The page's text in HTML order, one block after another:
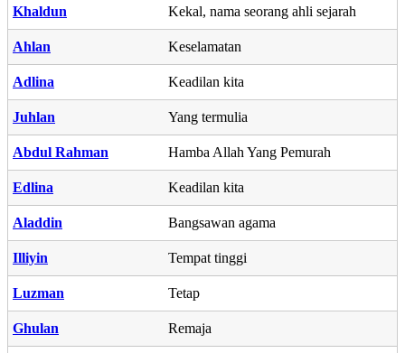
Khaldun Kekal, nama seorang ahli sejarah
Ahlan Keselamatan
Adlina Keadilan kita
Juhlan Yang termulia
Abdul Rahman Hamba Allah Yang Pemurah
Edlina Keadilan kita
Aladdin Bangsawan agama
Illiyin Tempat tinggi
Luzman Tetap
Ghulan Remaja